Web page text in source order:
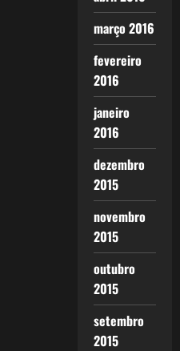
março 2016
fevereiro
2016
janeiro
2016
dezembro
2015
novembro
2015
outubro
2015
setembro
2015